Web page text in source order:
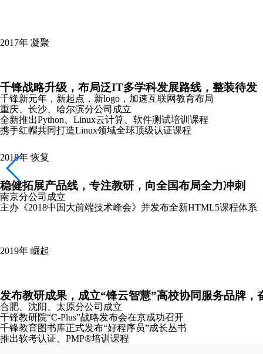
千锋教育先后三次
“聚力新基建 协同
承办GXIC2020天
受邀参加2020华为